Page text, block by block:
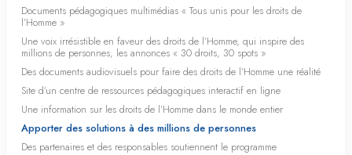
Documents pédagogiques multimédias « Tous unis pour les droits de
l’Homme »
Une voix irrésistible en faveur des droits de l’Homme, qui inspire des
millions de personnes, les annonces « 30 droits, 30 spots »
Des documents audiovisuels pour faire des droits de l’Homme une réalité
Site d’un centre de ressources pédagogiques interactif en ligne
Une information sur les droits de l’Homme dans le monde entier
Apporter des solutions à des millions de personnes
Des partenaires et des responsables soutiennent le programme